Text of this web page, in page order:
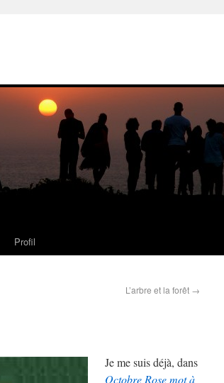
Profil
L’arbre et la forêt →
Je me suis déjà, dans
Octobre Rose mot à